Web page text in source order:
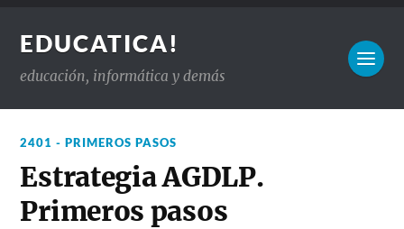
EDUCATICA!
educación, informática y demás
2401 - PRIMEROS PASOS
Estrategia AGDLP.
Primeros pasos